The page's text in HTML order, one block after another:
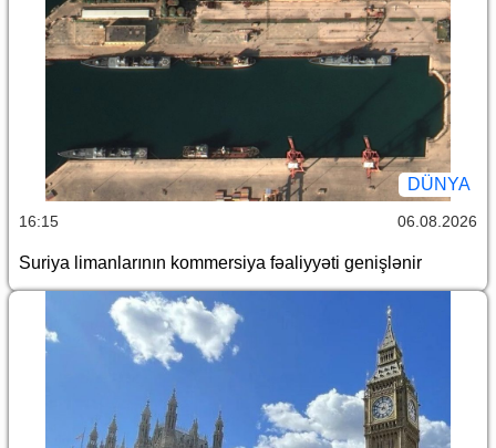
DÜNYA
16:15 06.08.2026
Suriya limanlarının kommersiya fəaliyyəti genişlənir